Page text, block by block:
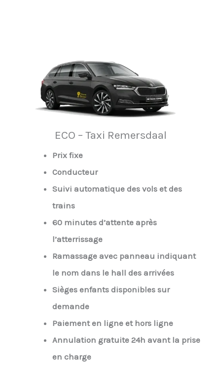
ECO – Taxi Remersdaal
Prix fixe
Conducteur
Suivi automatique des vols et des
trains
60 minutes d’attente après
l’atterrissage
Ramassage avec panneau indiquant
le nom dans le hall des arrivées
Sièges enfants disponibles sur
demande
Paiement en ligne et hors ligne
Annulation gratuite 24h avant la prise
en charge